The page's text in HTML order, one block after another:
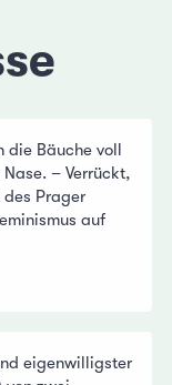
die Bäuche voll
– Verrückt,
Prager
auf
eigenwilligster